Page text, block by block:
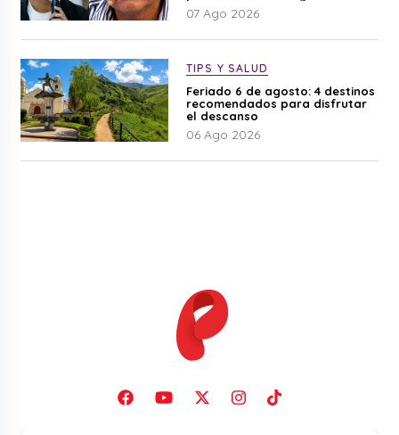
07 Ago 2026
TIPS Y SALUD
Feriado 6 de agosto: 4 destinos
recomendados para disfrutar
el descanso
06 Ago 2026